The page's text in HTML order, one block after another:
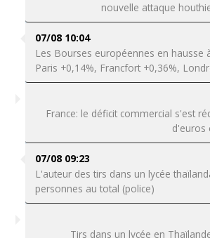
nouvelle attaque
07/08 10:04
Les Bourses européennes en hausse
Paris +0,14%, Francfort +0,36%,
France: le déficit commercial s'est
d'euros
07/08 09:23
L'auteur des tirs dans un lycée
personnes au total (police)
Tirs dans un lycée en